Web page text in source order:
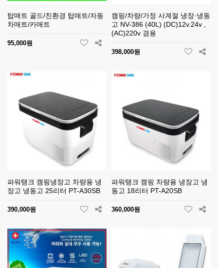
탑매트 골드/친환경 탑매트/자동
차매트/카매트
95,000원
캠핑/차량/가정 사계절 냉장·냉동
고 NV-386 (40L) (DC)12v.24v ,
(AC)220v 겸용
398,000원
파워탱크 캠핑냉장고 차량용 냉
장고 냉동고 25리터 PT-A30SB
390,000원
파워탱크 캠핑 차량용 냉장고 냉
동고 18리터 PT-A20SB
360,000원